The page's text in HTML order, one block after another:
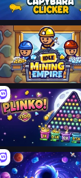
Capybara Clicker
Idle Mining Empire
PLINKO!